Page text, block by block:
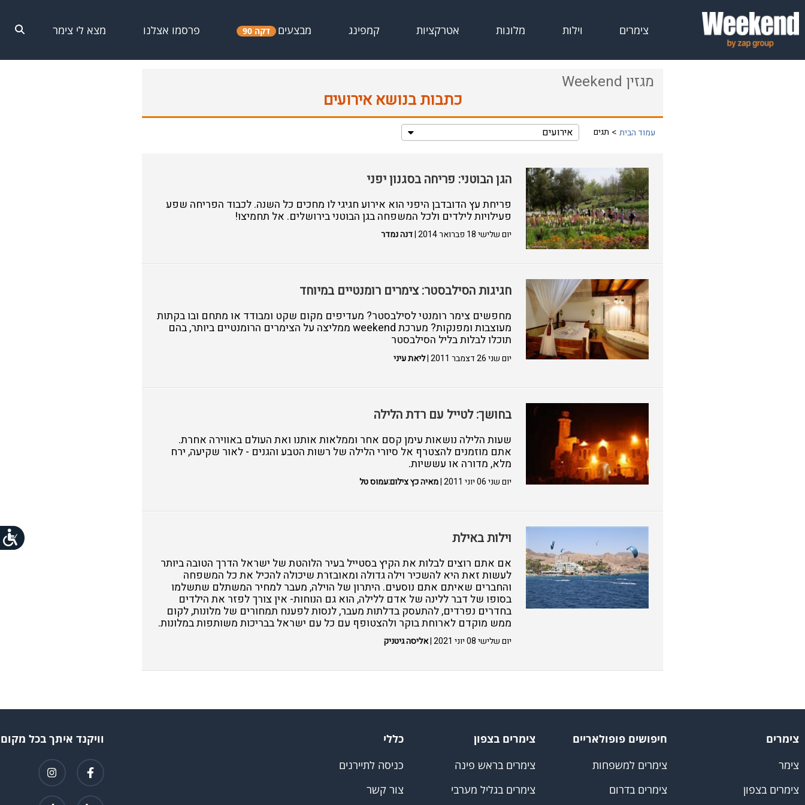
צימרים וילות מלונות אטרקציות קמפינג מבצעים דקה 90 פרסמו אצלנו מצא לי צימר
מגזין Weekend
כתבות בנושא אירועים
עמוד הבית תגים אירועים
הגן הבוטני: פריחה בסגנון יפני
פריחת עץ הדובדבן היפני הוא אירוע חגיגי לו מחכים כל השנה. לכבוד הפריחה שפע
פעילויות לילדים ולכל המשפחה בגן הבוטני בירושלים. אל תחמיצו!
יום שלישי 18 פברואר 2014 | דנה נמדר
חגיגות הסילבסטר: צימרים רומנטיים במיוחד
מחפשים צימר רומנטי לסילבסטר? מעדיפים מקום שקט ומבודד או מתחם ובו בקתות
מעוצבות ומפנקות? מערכת weekend ממליצה על הצימרים הרומנטיים ביותר, בהם
תוכלו לבלות בליל הסילבסטר
יום שני 26 דצמבר 2011 | ליאת עיני
בחושך: לטייל עם רדת הלילה
שעות הלילה נושאות עימן קסם אחר וממלאות אותנו ואת העולם באווירה אחרת.
אתם מוזמנים להצטרף אל סיורי הלילה של רשות הטבע והגנים - לאור שקיעה, ירח
מלא, מדורה או עששיות.
יום שני 06 יוני 2011 | מאיה כץ צילום:עמוס טל
וילות באילת
אם אתם רוצים לבלות את הקיץ בסטייל בעיר הלוהטת של ישראל הדרך הטובה ביותר
לעשות זאת היא להשכיר וילה גדולה ומאובזרת שיכולה להכיל את כל המשפחה
והחברים שאיתם אתם נוסעים. היתרון של הוילה, מעבר למחיר המשתלם שתשלמו
בסופו של דבר ללינה של אדם ללילה, הוא גם הנוחות- אין צורך לפזר את הילדים
בחדרים נפרדים, להתעסק בדלתות מעבר, לנסות לפענח תמחורים של מלונות, לקום
ממש מוקדם לארוחת בוקר ולהצטופף עם כל עם ישראל בבריכות משותפות במלונות.
יום שלישי 08 יוני 2021 | אליסה גיטניק
צימרים
צימר
צימרים בצפון
חיפושים פופולאריים
צימרים למשפחות
צימרים בדרום
צימרים בצפון
צימרים בראש פינה
צימרים בגליל מערבי
כללי
כניסה לתיירנים
צור קשר
וויקנד איתך בכל מקום